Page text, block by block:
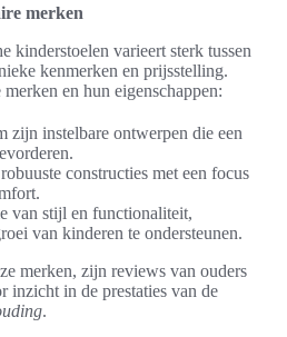
merken
kinderstoelen varieert sterk tussen
kenmerken en prijsstelling.
en hun eigenschappen:
zijn instelbare ontwerpen die een
constructies met een focus
van stijl en functionaliteit,
van kinderen te ondersteunen.
merken, zijn reviews van ouders
inzicht in de prestaties van de
.